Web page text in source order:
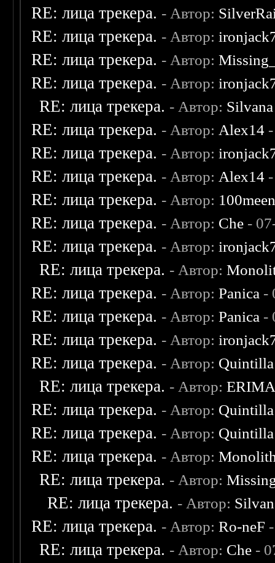
RE: лица трекера. - Автор:
RE: лица трекера. - Автор:
RE: лица трекера. - Автор:
RE: лица трекера. - Автор:
RE: лица трекера. - Автор: Silvana
RE: лица трекера. - Автор: Alex14
RE: лица трекера. - Автор:
RE: лица трекера. - Автор: Alex14
RE: лица трекера. - Автор:
RE: лица трекера. - Автор: Che -
RE: лица трекера. - Автор:
RE: лица трекера. - Автор:
RE: лица трекера. - Автор:Panica -
RE: лица трекера. - Автор:Panica -
RE: лица трекера. - Автор:
RE: лица трекера. - Автор: Quintilla
RE: лица трекера. - Автор:
RE: лица трекера. - Автор: Quintilla
RE: лица трекера. - Автор: Quintilla
RE: лица трекера. - Автор:
RE: лица трекера. - Автор:
RE: лица трекера. - Автор:
RE: лица трекера. - Автор:Ro-neF
RE: лица трекера. - Автор: Che -